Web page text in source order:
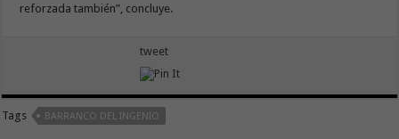
reforzada también”, concluye.
tweet
Tags BARRANCO DEL INGENIO